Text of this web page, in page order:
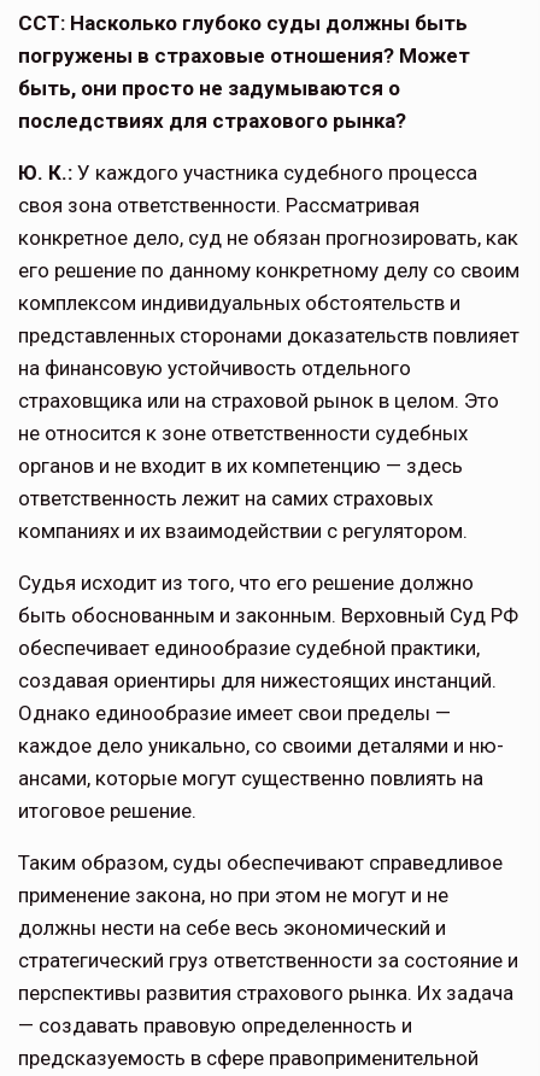
ССТ: Насколько глубоко суды должны быть
погружены в страховые отношения? Может
быть, они просто не задумывают­ся о
последствиях для страхового рынка?
Ю. К.: У каждого участника судебно­го процесса
своя зона ответственно­сти. Рассматривая
конкретное дело, суд не обязан прогнозировать, как
его решение по данному конкретному делу со своим
комплексом индиви­дуальных обстоятельств и
представ­ленных сторонами доказательств повлияет
на финансовую устойчи­вость отдельного
страховщика или на страховой рынок в целом. Это
не относится к зоне ответственности судебных
органов и не входит в их компетенцию — здесь
ответствен­ность лежит на самих страховых
компаниях и их взаимодействии с регулятором.
Судья исходит из того, что его реше­ние должно
быть обоснованным и за­конным. Верховный Суд РФ
обеспечи­вает единообразие судебной практики,
создавая ориентиры для нижестоящих инстанций.
Однако единообразие имеет свои пределы —
каждое дело уникально, со своими деталями и ню­
ансами, которые могут существенно повлиять на
итоговое решение.
Таким образом, суды обеспечивают справедливое
применение закона, но при этом не могут и не
должны нести на себе весь экономический и
стратегический груз ответственности за состояние и
перспективы развития страхового рынка. Их задача
— соз­давать правовую определенность и
предсказуемость в сфере право­применительной